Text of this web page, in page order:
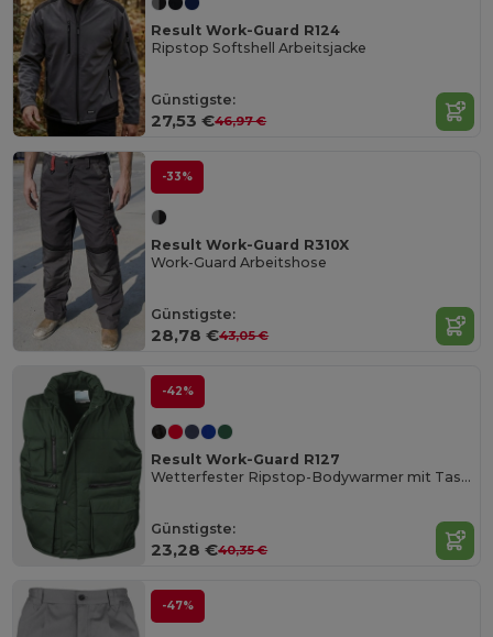
Result Work-Guard R124
Ripstop Softshell Arbeitsjacke
Günstigste:
27,53 €46,97 €
-33%
Result Work-Guard R310X
Work-Guard Arbeitshose
Günstigste:
28,78 €43,05 €
-42%
Result Work-Guard R127
Wetterfester Ripstop-Bodywarmer mit Taschenvielfalt
Günstigste:
23,28 €40,35 €
-47%